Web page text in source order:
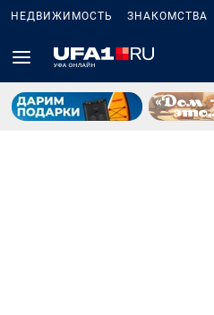
НЕДВИЖИМОСТЬ ЗНАКОМСТВА